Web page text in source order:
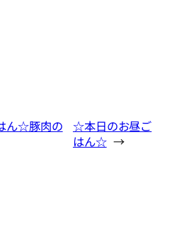
ん☆豚肉の
☆本日のお昼ご
はん☆ →